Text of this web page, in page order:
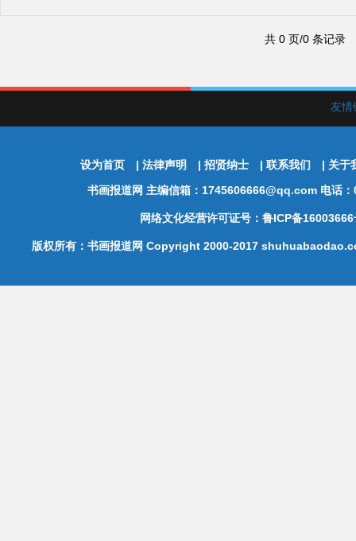
共 0 页/0 条记录
友
设为首页 | 法律声明 | 招贤纳士 | 联系我们 | 关于
书画报道网 主编信箱：1745606666@qq.com 电话
网络文化经营许可证号：鲁ICP备
版权所有：书画报道网 Copyright 2000-2017